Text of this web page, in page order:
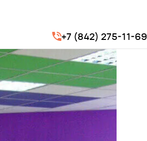
+7 (842) 275-11-69
Перевозка сотрудников
для компании МегаФон